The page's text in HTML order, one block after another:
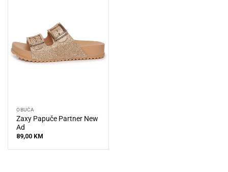
OBUĆA
Zaxy Papuče Partner New
Ad
89,00 KM